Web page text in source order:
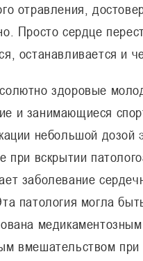
отравления,
Просто сердце
останавливается и
здоровые
и занимающиеся
небольшой дозой
при вскрытии
заболевание
патология могла
вмешательством при